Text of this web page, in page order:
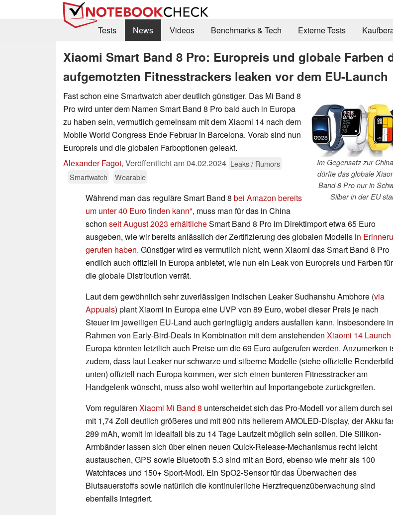
Tests
News Videos Benchmarks & Tech Externe Tests
Xiaomi Smart Band 8 Pro: Europreis und globale Farben
aufgemotzten Fitnesstrackers leaken vor dem EU-Launch
Im Gegensatz zur
dürfte das globale
Band 8 Pro nur in
Silber in der EU
Fast schon eine Smartwatch aber deutlich günstiger. Das Mi Band 8
Pro wird unter dem Namen Smart Band 8 Pro bald auch in Europa
zu haben sein, vermutlich gemeinsam mit dem Xiaomi 14 nach dem
Mobile World Congress Ende Februar in Barcelona. Vorab sind nun
Europreis und die globalen Farboptionen geleakt.
Alexander Fagot, Veröffentlicht am04.02.2024 Leaks / Rumors
Smartwatch
Wearable
Während man das reguläre Smart Band 8 bei Amazon bereits
um unter 40 Euro finden kann , muss man für das in China
schon seit August 2023 erhältlicheSmart Band 8 Pro im Direktimport etwa 65 Euro
ausgeben, wie wir bereits anlässlich der Zertifizierung des globalen Modells in
gerufen haben. Günstiger wird es vermutlich nicht, wenn Xiaomi das Smart Band 8 Pro
endlich auch offiziell in Europa anbietet, wie nun ein Leak von Europreis und Farben für
die globale Distribution verrät.
Laut dem gewöhnlich sehr zuverlässigen indischen Leaker Sudhanshu Ambhore (via
Appuals) plant Xiaomi in Europa eine UVP von 89 Euro, wobei dieser Preis je nach
Steuer im jeweiligen EU-Land auch geringfügig anders ausfallen kann. Insbesondere
Rahmen von Early-Bird-Deals in Kombination mit dem anstehenden Xiaomi 14 Launch
Europa könnten letztlich auch Preise um die 69 Euro aufgerufen werden. Anzumerken
zudem, dass laut Leaker nur schwarze und silberne Modelle (siehe offizielle
unten) offiziell nach Europa kommen, wer sich einen bunteren Fitnesstracker am
Handgelenk wünscht, muss also wohl weiterhin auf Importangebote zurückgreifen.
Vom regulären Xiaomi Mi Band 8 unterscheidet sich das Pro-Modell vor allem durch
mit 1,74 Zoll deutlich größeres und mit 800 nits hellerem AMOLED-Display, der Akku
289 mAh, womit im Idealfall bis zu 14 Tage Laufzeit möglich sein sollen. Die Silikon-
Armbänder lassen sich über einen neuen Quick-Release-Mechanismus recht leicht
austauschen, GPS sowie Bluetooth 5.3 sind mit an Bord, ebenso wie mehr als 100
Watchfaces und 150+ Sport-Modi. Ein SpO2-Sensor für das Überwachen des
Blutsauerstoffs sowie natürlich die kontinuierliche Herzfrequenzüberwachung sind
ebenfalls integriert.